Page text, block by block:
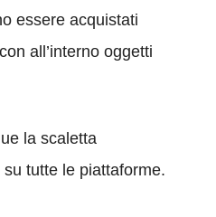
essere acquistati
all’interno oggetti
la scaletta
su tutte le piattaforme.